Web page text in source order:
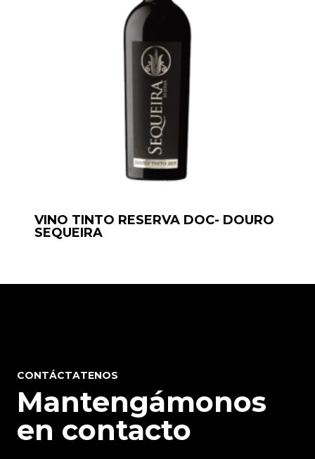
VINO TINTO RESERVA DOC- DOURO
SEQUEIRA
CONTÁCTATENOS
Mantengámonos
en contacto